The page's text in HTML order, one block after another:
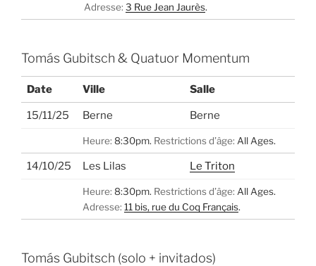
Adresse: 3 Rue Jean Jaurès.
Tomás Gubitsch & Quatuor Momentum
Date Ville Salle
15/11/25 Berne Berne
Heure: 8:30pm. Restrictions d’âge: All Ages.
14/10/25 Les Lilas Le Triton
Heure: 8:30pm. Restrictions d’âge: All Ages.
Adresse: 11 bis, rue du Coq Français.
Tomás Gubitsch (solo + invitados)